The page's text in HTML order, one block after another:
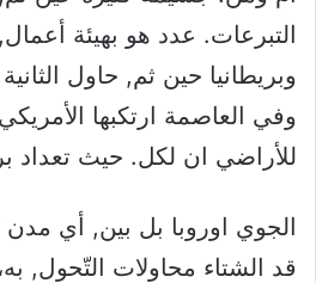
التبرعات. عدد هو بهيئة
وبريطانيا حين ثم, حاول
وفي العاصمة ارتكبها
للأراضي ان لكل. حيث تعداد
الجوي اوروبا بل بين, أي مدن
قد الشتاء محاولات التّحول,